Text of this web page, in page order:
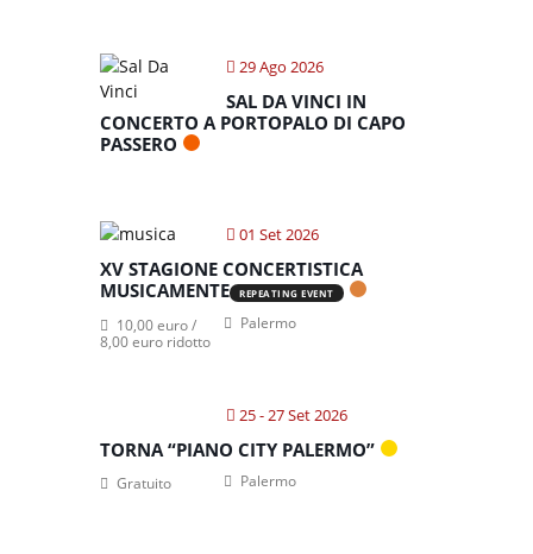
29 Ago 2026
SAL DA VINCI IN
CONCERTO A PORTOPALO DI CAPO
PASSERO
01 Set 2026
XV STAGIONE CONCERTISTICA
MUSICAMENTE
REPEATING EVENT
Palermo
10,00 euro /
8,00 euro ridotto
25 - 27 Set 2026
TORNA “PIANO CITY PALERMO”
Palermo
Gratuito